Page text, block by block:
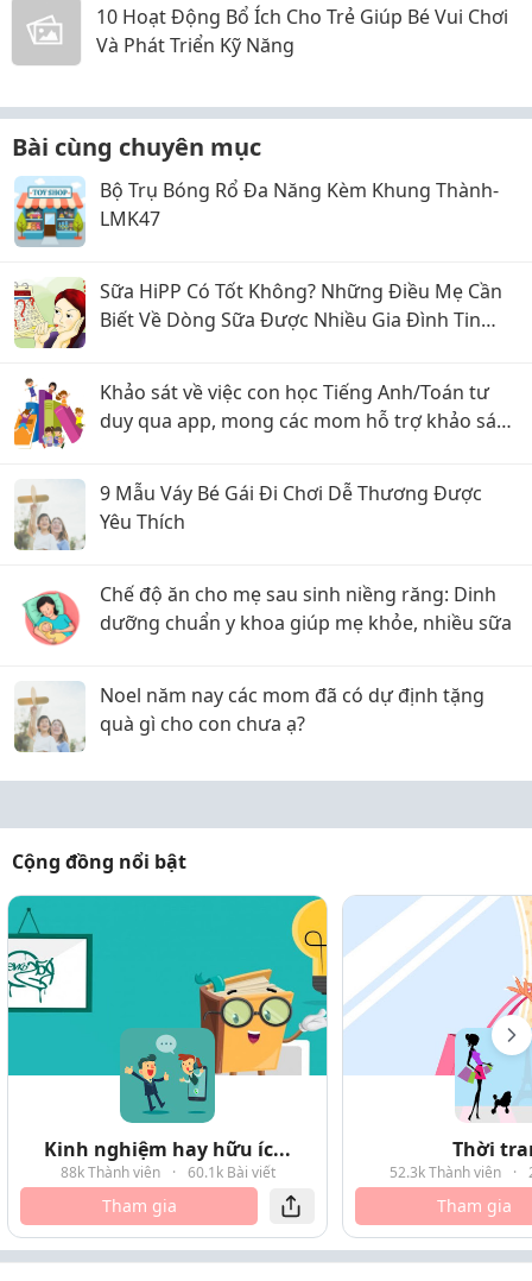
10 Hoạt Động Bổ Ích Cho Trẻ Giúp Bé Vui Chơi
Và Phát Triển Kỹ Năng
Bài cùng chuyên mục
Bộ Trụ Bóng Rổ Đa Năng Kèm Khung Thành-
LMK47
Sữa HiPP Có Tốt Không? Những Điều Mẹ Cần
Biết Về Dòng Sữa Được Nhiều Gia Đình Tin
Khảo sát về việc con học Tiếng Anh/Toán tư
duy qua app, mong các mom hỗ trợ khảo sát
9 Mẫu Váy Bé Gái Đi Chơi Dễ Thương Được
Yêu Thích
Chế độ ăn cho mẹ sau sinh niềng răng: Dinh
dưỡng chuẩn y khoa giúp mẹ khỏe, nhiều sữa
Noel năm nay các mom đã có dự định tặng
quà gì cho con chưa ạ?
Cộng đồng nổi bật
Kinh nghiệm hay hữu íc...
88k Thành viên · 60.1k Bài viết
Tham gia
Thời
52.3k Thành viên ·
Tham gia